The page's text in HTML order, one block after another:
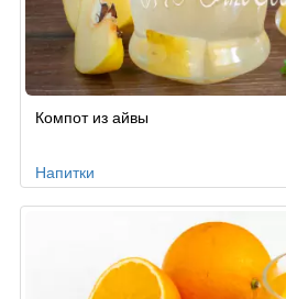
Компот из айвы
Напитки